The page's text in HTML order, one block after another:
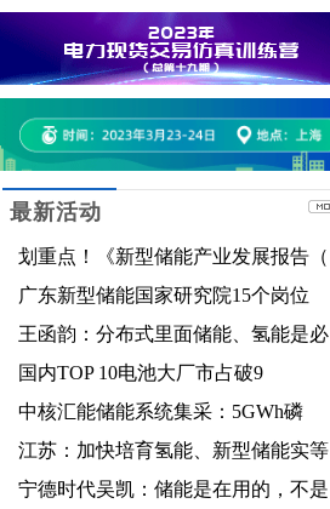
最新活动
划重点！《新型储能产业发展报告（
广东新型储能国家研究院15个岗位
王函韵：分布式里面储能、氢能是必
国内TOP 10电池大厂市占破9
中核汇能储能系统集采：5GWh磷
江苏：加快培育氢能、新型储能实等
宁德时代吴凯：储能是在用的，不是